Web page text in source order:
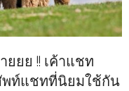
ยย !! เค้าแชท
พท์แชทที่นิยมใช้กัน